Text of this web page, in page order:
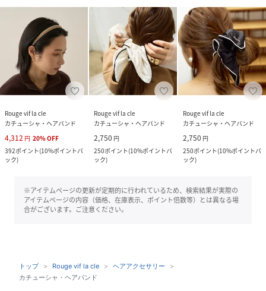
Rouge vif la cle
カチューシャ・ヘアバンド
4,312 円 20%OFF
392ポイント(10%ポイントバ
ック)
Rouge vif la cle
カチューシャ・ヘアバンド
2,750 円
250ポイント(10%ポイントバ
ック)
Rouge vif la cle
カチューシャ・ヘアバンド
2,750 円
250ポイント(10%ポイントバ
ック)
※アイテムページの更新が定期的に行われているため、検索結果が実際の
アイテムページの内容（価格、在庫表示、ポイント倍数等）とは異なる場
合がございます。ご注意ください。
トップ Rouge vif la cle
ヘアアクセサリー
カチューシャ・ヘアバンド